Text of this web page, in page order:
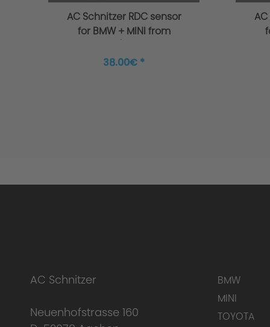
AC Schnitzer RDC sensor
for BMW + MINI from
38.00€ *
AC Schnitzer
Neuenhofstrasse 160
BMW
MINI
TOYOTA